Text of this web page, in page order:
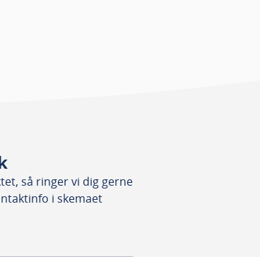
for gummibelagte valser kan
stålvalse eller en link-
under bearbejdning.
flere muligheder – kontakt
så ringer vi dig gerne
i skemaet